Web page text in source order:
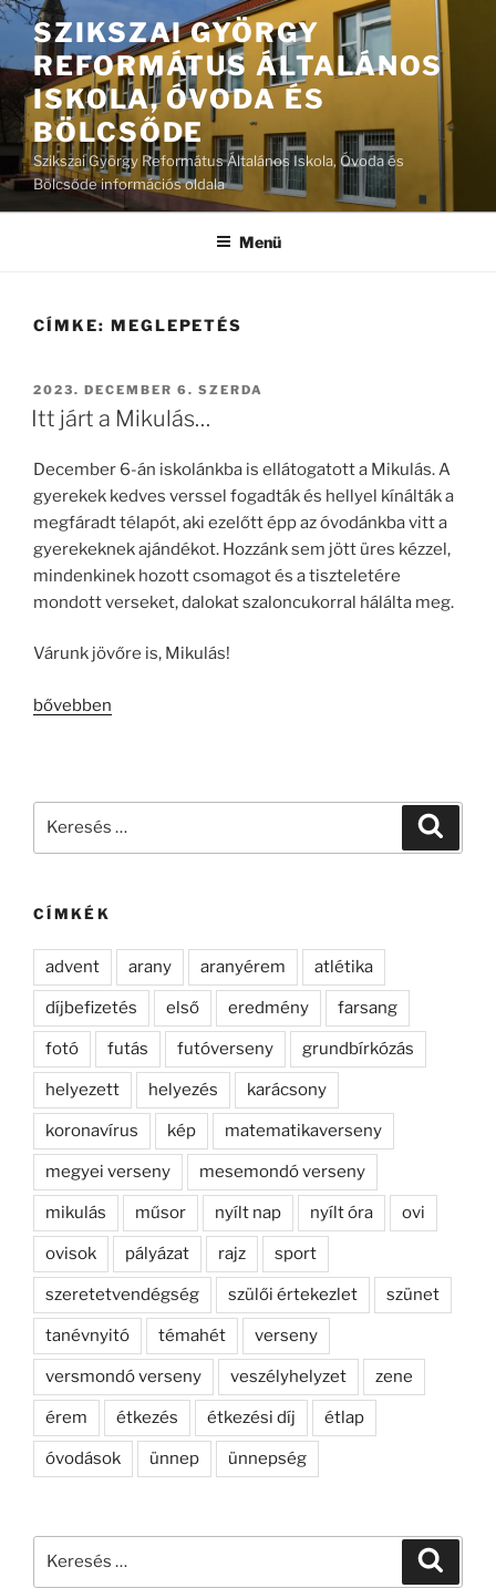
Tartalomhoz
SZIKSZAI GYÖRGY
REFORMÁTUS ÁLTALÁNOS
ISKOLA, ÓVODA ÉS
BÖLCSŐDE
Szikszai György Református Általános Iskola, Óvoda és
Bölcsőde információs oldala
Menü
CÍMKE: MEGLEPETÉS
BEKÜLDVE:
2023. DECEMBER 6. SZERDA
Itt járt a Mikulás…
December 6-án iskolánkba is ellátogatott a Mikulás. A
gyerekek kedves verssel fogadták és hellyel kínálták a
megfáradt télapót, aki ezelőtt épp az óvodánkba vitt a
gyerekeknek ajándékot. Hozzánk sem jött üres kézzel,
mindenkinek hozott csomagot és a tiszteletére
mondott verseket, dalokat szaloncukorral hálálta meg.
Várunk jövőre is, Mikulás!
„Itt
bővebben
CÍMKÉK
advent arany aranyérem atlétika
díjbefizetés első eredmény farsang
fotó futás futóverseny grundbírkózás
helyezett helyezés karácsony
koronavírus kép matematikaverseny
megyei verseny mesemondó verseny
mikulás műsor nyílt nap nyílt óra ovi
ovisok pályázat rajz sport
szeretetvendégség szülői értekezlet szünet
tanévnyitó témahét verseny
versmondó verseny veszélyhelyzet zene
érem étkezés étkezési díj étlap
óvodások ünnep ünnepség